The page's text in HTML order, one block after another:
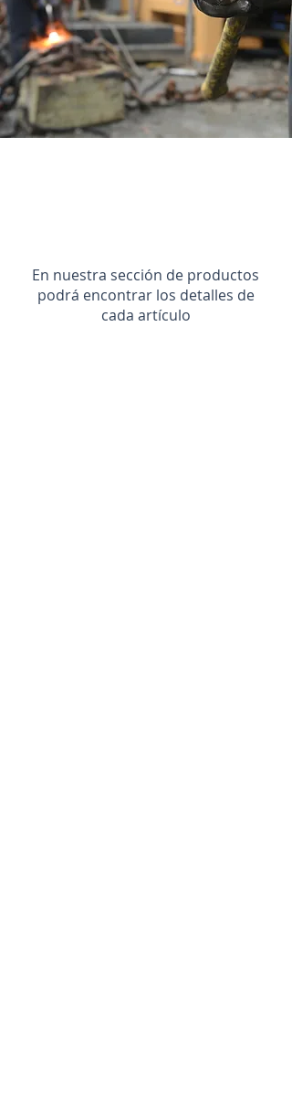
En nuestra sección de productos
podrá encontrar los detalles de
cada artículo